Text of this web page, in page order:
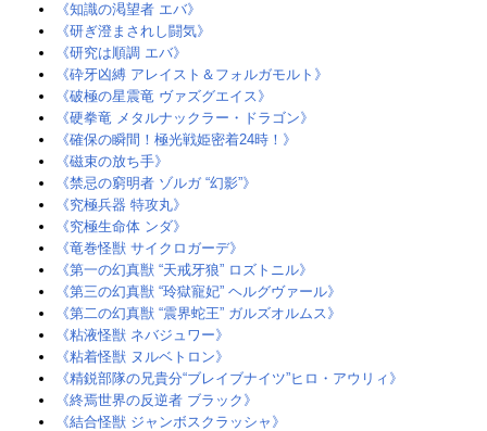
《知識の渇望者 エバ》‎
《研ぎ澄まされし闘気》
《研究は順調 エバ》‎
《砕牙凶縛 アレイスト＆フォルガモルト》
《破極の星震竜 ヴァズグエイス》
《硬拳竜 メタルナックラー・ドラゴン》
《確保の瞬間！極光戦姫密着24時！》
《磁束の放ち手》
《禁忌の窮明者 ゾルガ “幻影”》
《究極兵器 特攻丸》
《究極生命体 ンダ》
《竜巻怪獣 サイクロガーデ》‎
《第一の幻真獣 “天戒牙狼” ロズトニル》
《第三の幻真獣 “玲獄寵妃” ヘルグヴァール》
《第二の幻真獣 “震界蛇王” ガルズオルムス》
《粘液怪獣 ネバジュワー》
《粘着怪獣 ヌルベトロン》
《精鋭部隊の兄貴分“ブレイブナイツ”ヒロ・アウリィ》
《終焉世界の反逆者 ブラック》
《結合怪獣 ジャンボスクラッシャ》